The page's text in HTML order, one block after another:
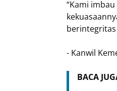
“Kami
berintegritas
- Kanwil
BACA